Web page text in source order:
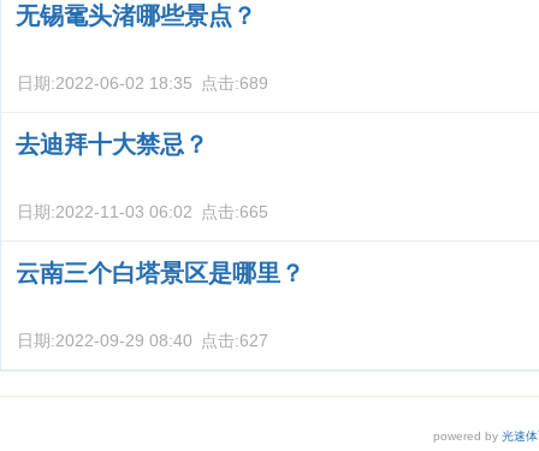
无锡鼋头渚哪些景点？
日期:2022-06-02 18:35 点击:689
去迪拜十大禁忌？
日期:2022-11-03 06:02 点击:665
云南三个白塔景区是哪里？
日期:2022-09-29 08:40 点击:627
powered by 光速